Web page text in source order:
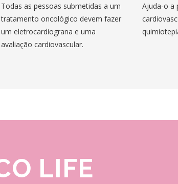
Todas as pessoas submetidas a um
tratamento oncológico devem fazer
um eletrocardiograna e uma
avaliação cardiovascular.
Ajuda-o a
LIFE